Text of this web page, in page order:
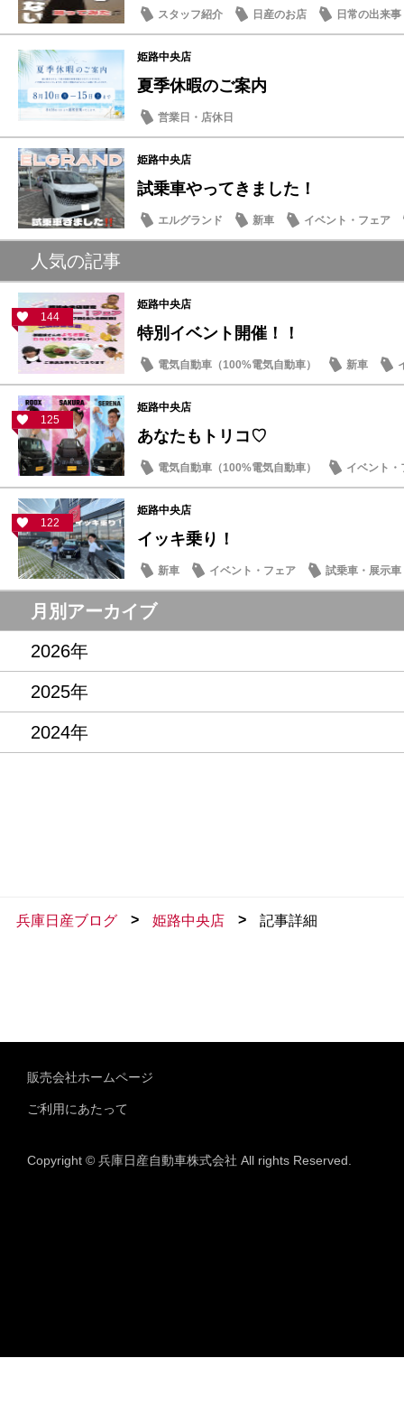
スタッフ紹介 日産のお店 日常の出来事
姫路中央店
夏季休暇のご案内
営業日・店休日
姫路中央店
試乗車やってきました！
エルグランド 新車 イベント・フェア
人気の記事
144
姫路中央店
特別イベント開催！！
電気自動車（100%電気自動車） 新車
記念品・プレゼント
125
姫路中央店
あなたもトリコ♡
電気自動車（100%電気自動車） イベント・
122
姫路中央店
イッキ乗り！
新車 イベント・フェア 試乗車・展示車
月別アーカイブ
2026年
2025年
2024年
兵庫日産ブログ > 姫路中央店 > 記事詳細
販売会社ホームページ
ご利用にあたって
Copyright © 兵庫日産自動車株式会社 All rights Reserved.